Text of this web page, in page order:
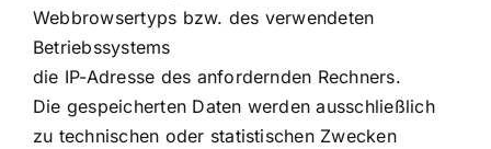
Webbrowsertyps bzw. des verwendeten
Betriebssystems
die IP-Adresse des anfordernden Rechners.
Die gespeicherten Daten werden ausschließlich
zu technischen oder statistischen Zwecken